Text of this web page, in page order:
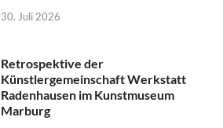
30. Juli 2026
Retrospektive der
Künstlergemeinschaft Werkstatt
Radenhausen im Kunstmuseum
Marburg